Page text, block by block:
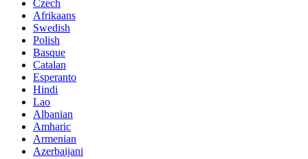
Czech
Afrikaans
Swedish
Polish
Basque
Catalan
Esperanto
Hindi
Lao
Albanian
Amharic
Armenian
Azerbaijani